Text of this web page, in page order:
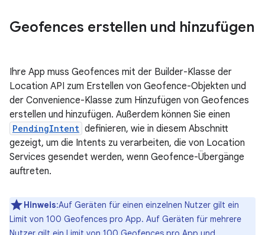
Geofences erstellen und hinzufügen
Ihre App muss Geofences mit der Builder-Klasse der
Location API zum Erstellen von Geofence-Objekten und
der Convenience-Klasse zum Hinzufügen von Geofences
erstellen und hinzufügen. Außerdem können Sie einen
PendingIntent definieren, wie in diesem Abschnitt
gezeigt, um die Intents zu verarbeiten, die von Location
Services gesendet werden, wenn Geofence-Übergänge
auftreten.
Hinweis:Auf Geräten für einen einzelnen Nutzer gilt ein
Limit von 100 Geofences pro App. Auf Geräten für mehrere